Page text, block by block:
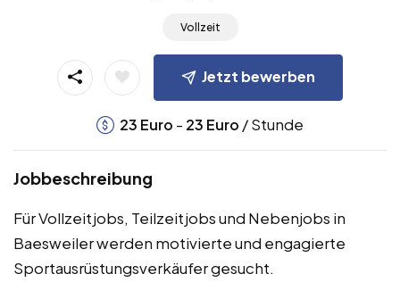
Vollzeit
Jetzt bewerben
23 Euro - 23 Euro / Stunde
Jobbeschreibung
Für Vollzeitjobs, Teilzeitjobs und Nebenjobs in
Baesweiler werden motivierte und engagierte
Sportausrüstungsverkäufer gesucht.